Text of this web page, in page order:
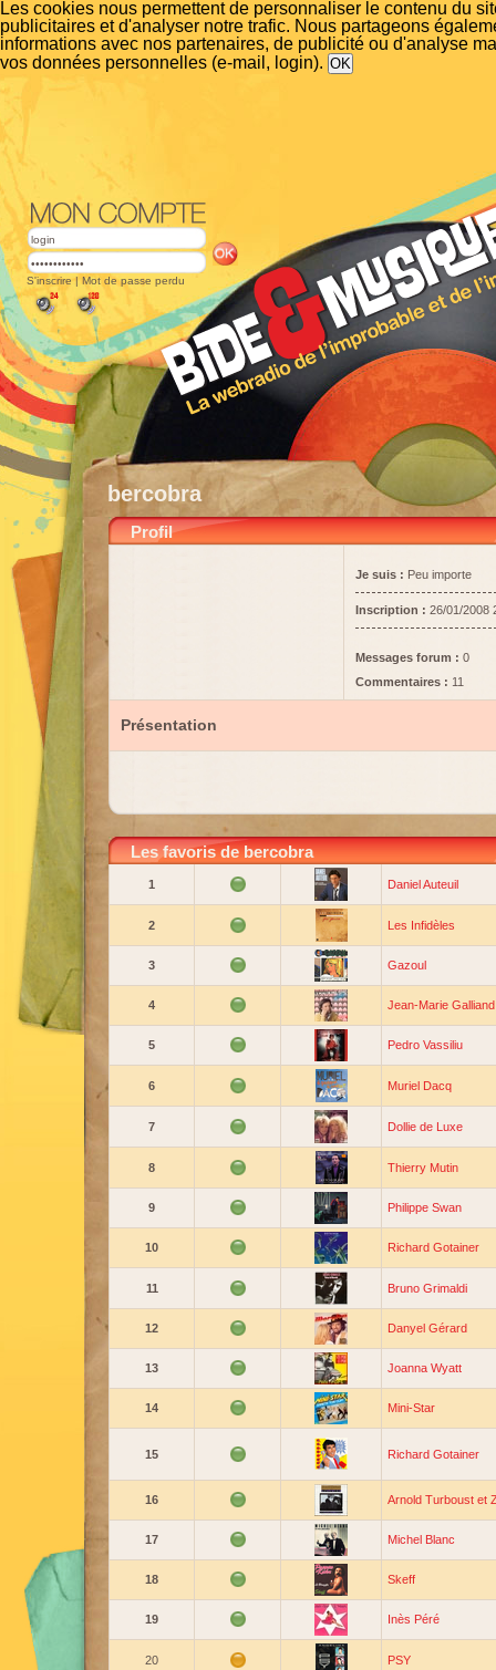
Les cookies nous permettent de personnaliser le contenu du
publicitaires et d'analyser notre trafic. Nous partageons
informations avec nos partenaires, de publicité ou d'analyse
vos données personnelles (e-mail, login).
S'inscrire | Mot de passe perdu
bercobra
Profil
Je suis : Peu importe
Inscription : 26/01/2008
Messages forum : 0
Commentaires : 11
Présentation
Les favoris de bercobra
1 Daniel Auteuil
2 Les Infidèles
3 Gazoul
4 Jean-Marie Galliand
5 Pedro Vassiliu
6 Muriel Dacq
7 Dollie de Luxe
8 Thierry Mutin
9 Philippe Swan
10 Richard Gotainer
11 Bruno Grimaldi
12 Danyel Gérard
13 Joanna Wyatt
14 Mini-Star
15 Richard Gotainer
16 Arnold Turboust et
17 Michel Blanc
18 Skeff
19 Inès Péré
20 PSY